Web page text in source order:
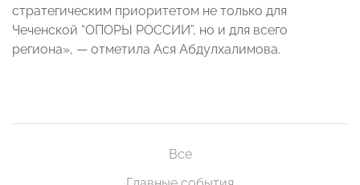
стратегическим приоритетом не только для
Чеченской “ОПОРЫ РОССИИ”, но и для всего
региона», — отметила Ася Абдулхалимова.
Все